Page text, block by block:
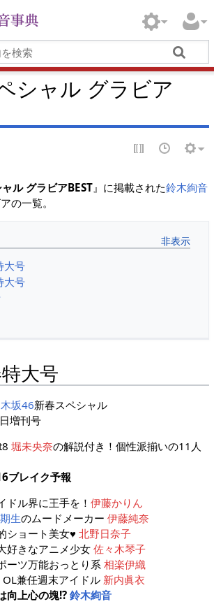
シャル グラビア
ル グラビアBEST』に掲載された鈴木絢音
の一覧。
大号
大号
大号
坂46新春スペシャル
増刊号
堀未央奈の解説付き！個性派揃いの11人
ブレイク予報
ドル界に王手を！伊藤かりん
生のムードメーカー伊藤純奈
ショート美女♥北野日奈子
好きなアニメ少女佐々木琴子
ーツ万能おっとり系相楽伊織
兼任週末アイドル 新内眞衣
向上心の塊!?鈴木絢音